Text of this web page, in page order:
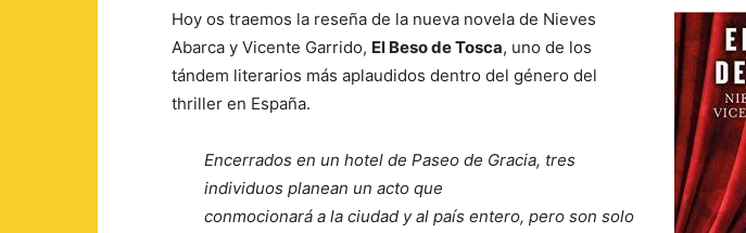
Hoy os traemos la reseña de la nueva novela de Nieves
Abarca y Vicente Garrido, El Beso de Tosca, uno de los
tándem literarios más aplaudidos dentro del género del
thriller en España.
Encerrados en un hotel de Paseo de Gracia, tres
individuos planean un acto que
conmocionará a la ciudad y al país entero, pero son solo